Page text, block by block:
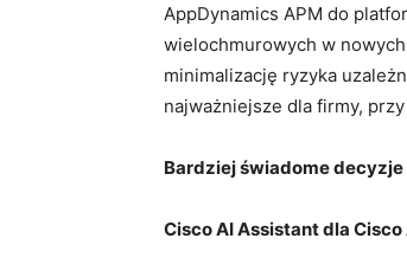
AppDynamics APM do
wielochmurowych w
minimalizację ryzyka
najważniejsze dla firmy,
Bardziej świadome
Cisco AI Assistant dla